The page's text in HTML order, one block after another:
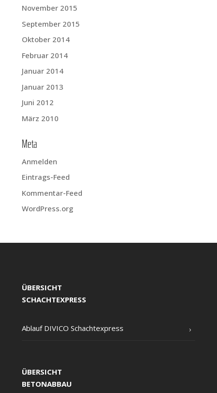
November 2015
September 2015
Oktober 2014
Februar 2014
Januar 2014
Januar 2013
Juni 2012
März 2010
Meta
Anmelden
Eintrags-Feed
Kommentar-Feed
WordPress.org
ÜBERSICHT
SCHACHTEXPRESS
Ablauf DIVICO Schachtexpress
ÜBERSICHT
BETONABBAU